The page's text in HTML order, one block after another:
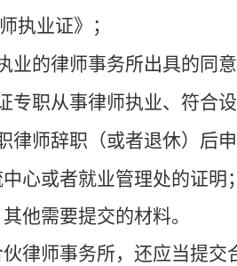
执业证》；
业的律师事务所出具的同
专职从事律师执业、符合
律师辞职（或者退休）后
心或者就业管理处的证明
需要提交的材料。
师事务所，还应当提交